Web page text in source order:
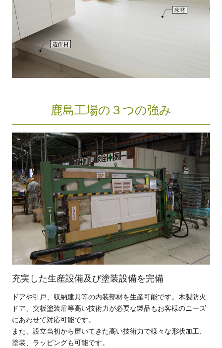
鹿島工場の３つの強み
充実した生産設備及び塗装設備を完備
ドアや引戸、収納建具等の内装部材を生産可能です。木製防火
ドア、突板塗装扉等高い技術力が必要な製品もお客様のニーズ
にあわせて対応可能です。
また、設立当初から磨いてきた高い技術力で様々な形状加工、
塗装、ラッピングも可能です。